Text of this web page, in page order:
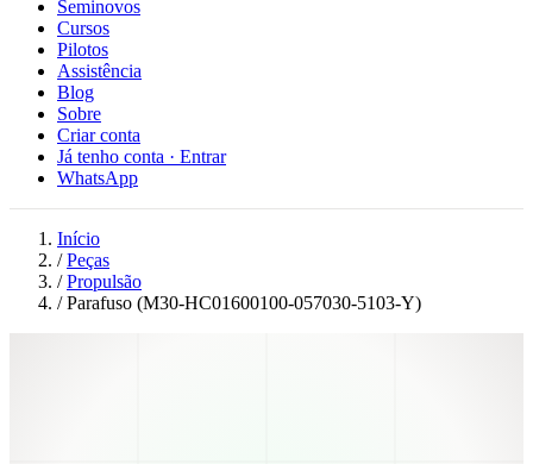
Seminovos
Cursos
Pilotos
Assistência
Blog
Sobre
Criar conta
Já tenho conta · Entrar
WhatsApp
Início
/ Peças
/ Propulsão
/ Parafuso (M30-HC01600100-057030-5103-Y)